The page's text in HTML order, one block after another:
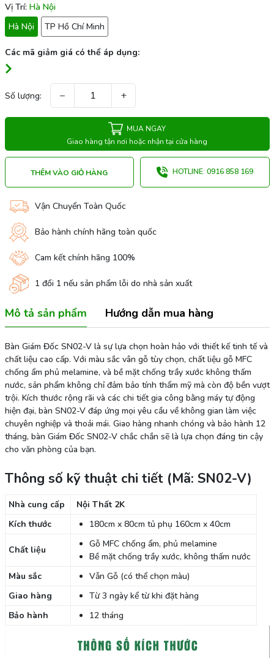
Vị Trí: Hà Nội
Hà Nội
TP Hồ Chí Minh
Các mã giảm giá có thể áp dụng:
Số lượng: − +
MUA NGAY
Giao hàng tận nơi hoặc nhận tại cửa hàng
THÊM VÀO GIỎ HÀNG HOTLINE: 0916 858 169
Vận Chuyển Toàn Quốc
Bảo hành chính hãng toàn quốc
Cam kết chính hãng 100%
1 đổi 1 nếu sản phẩm lỗi do nhà sản xuất
Mô tả sản phẩm Hướng dẫn mua hàng
Bàn Giám Đốc SN02-V là sự lựa chọn hoàn hảo với thiết kế tinh tế và
chất liệu cao cấp. Với màu sắc vân gỗ tùy chọn, chất liệu gỗ MFC
chống ẩm phủ melamine, và bề mặt chống trầy xước không thấm
nước, sản phẩm không chỉ đảm bảo tính thẩm mỹ mà còn độ bền vượt
trội. Kích thước rộng rãi và các chi tiết gia công bằng máy tự động
hiện đại, bàn SN02-V đáp ứng mọi yêu cầu về không gian làm việc
chuyên nghiệp và thoải mái. Giao hàng nhanh chóng và bảo hành 12
tháng, bàn Giám Đốc SN02-V chắc chắn sẽ là lựa chọn đáng tin cậy
cho văn phòng của bạn.
Thông số kỹ thuật chi tiết (Mã: SN02-V)
Nhà cung cấp
Nội Thất 2K
Kích thước
180cm x 80cm tủ phụ 160cm x 40cm
Chất liệu
Gỗ MFC chống ẩm, phủ melamine
Bề mặt chống trầy xước, không thấm nước
Màu sắc
Vẫn Gỗ (có thể chọn màu)
Giao hàng
Từ 3 ngày kể từ khi đặt hàng
Bảo hành
12 tháng